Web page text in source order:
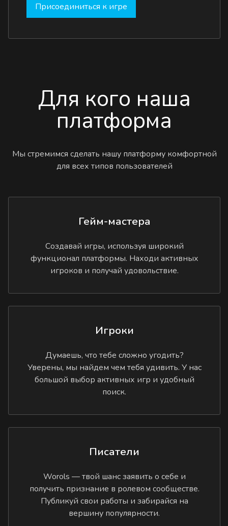
Присоединиться к игре
Для кого наша
платформа
Мы стремимся сделать нашу платформу комфортной
для всех типов пользователей
Гейм-мастера
Создавай игры, используя широкий
функционал платформы. Находи активных
игроков и получай удовольствие.
Игроки
Думаешь, что тебе сложно угодить?
Уверены, мы найдем чем тебя удивить. У нас
большой выбор активных игр и удобный
поиск.
Писатели
Worols — твой шанс заявить о себе и
получить признание в ролевом сообществе.
Публикуй свои работы и забирайся на
вершину популярности.